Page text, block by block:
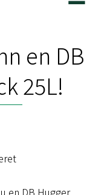
en DB
25L!
en DB Hugger